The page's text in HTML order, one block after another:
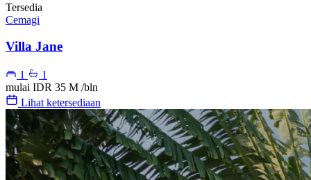
Tersedia
Cemagi
Villa Jane
1
1
mulai IDR 35 M /bln
Lihat ketersediaan